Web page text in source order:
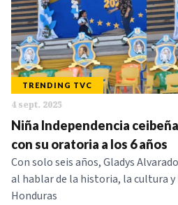
TRENDING TVC
4 sept. 2025
Niña Independencia
con su oratoria a los 6 años
Con solo seis años, Gladys
al hablar de la historia, la cultura
Honduras